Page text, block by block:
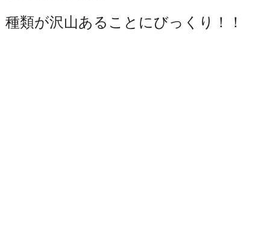
種類が沢山あることにびっくり！！